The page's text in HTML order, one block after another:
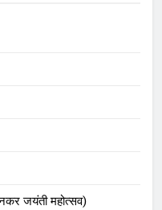
जयंती महोत्सव)